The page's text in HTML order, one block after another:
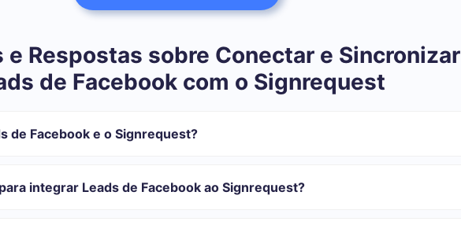
e Respostas sobre Conectar e Sincronizar
de Facebook com o Signrequest
de Facebook e o Signrequest?
do Facebook para o Signrequest
integrar Leads de Facebook ao Signrequest?